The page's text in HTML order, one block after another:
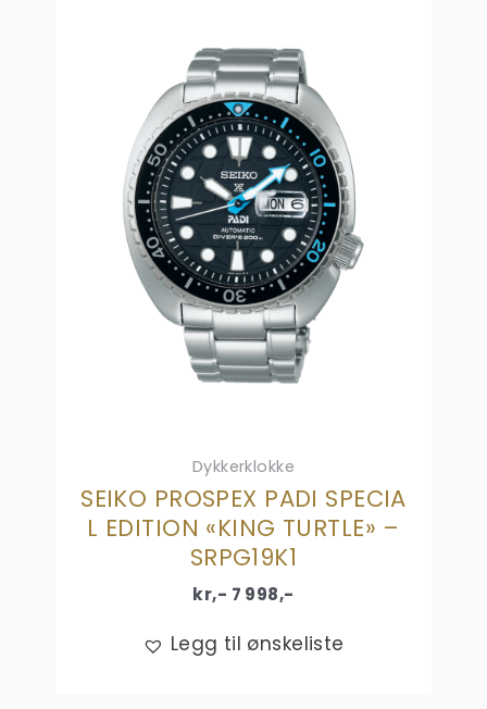
Dykkerklokke
SEIKO PROSPEX PADI SPECIA
L EDITION «KING TURTLE» –
SRPG19K1
kr,- 7 998,-
Legg til ønskeliste